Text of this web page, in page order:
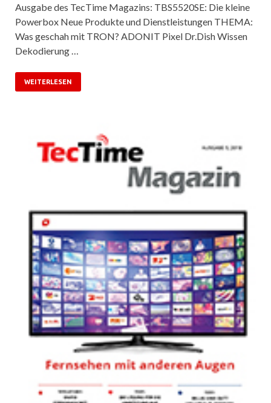
Ausgabe des TecTime Magazins: TBS5520SE: Die kleine
Powerbox Neue Produkte und Dienstleistungen THEMA:
Was geschah mit TRON? ADONIT Pixel Dr.Dish Wissen
Dekodierung …
WEITERLESEN